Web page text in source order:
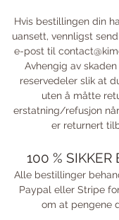
Hvis bestillingen din
uansett, vennligst
e-post til
Avhengig av
reservedeler slik at
uten å måtte
erstatning/refusjon
er returnert
100 % SIKKER
Alle bestillinger
Paypal eller Stripe
om at pengene